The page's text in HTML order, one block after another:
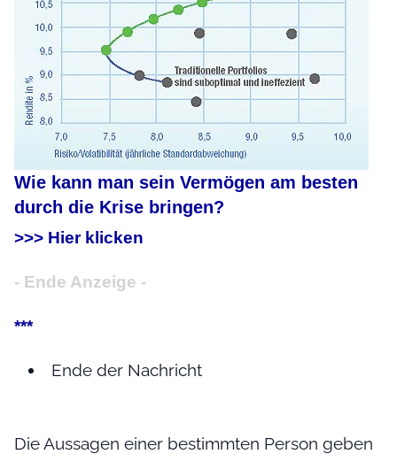
Wie kann man sein Vermögen am besten
durch die Krise bringen?
>>> Hier klicken
- Ende Anzeige -
***
Ende der Nachricht
Die Aussagen einer bestimmten Person geben